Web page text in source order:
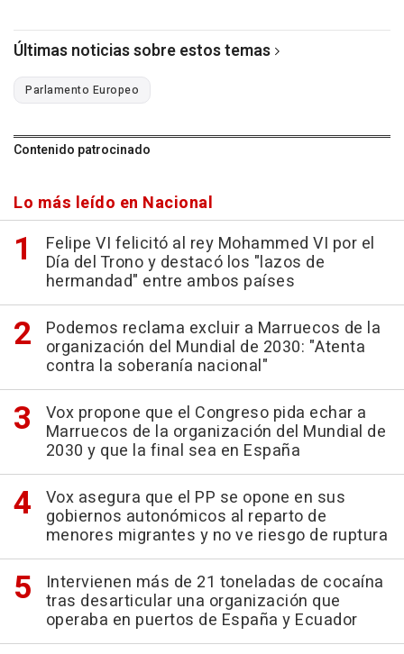
Últimas noticias sobre estos temas
Parlamento Europeo
Contenido patrocinado
Lo más leído en Nacional
Felipe VI felicitó al rey Mohammed VI por el
Día del Trono y destacó los "lazos de
hermandad" entre ambos países
Podemos reclama excluir a Marruecos de la
organización del Mundial de 2030: "Atenta
contra la soberanía nacional"
Vox propone que el Congreso pida echar a
Marruecos de la organización del Mundial de
2030 y que la final sea en España
Vox asegura que el PP se opone en sus
gobiernos autonómicos al reparto de
menores migrantes y no ve riesgo de ruptura
Intervienen más de 21 toneladas de cocaína
tras desarticular una organización que
operaba en puertos de España y Ecuador